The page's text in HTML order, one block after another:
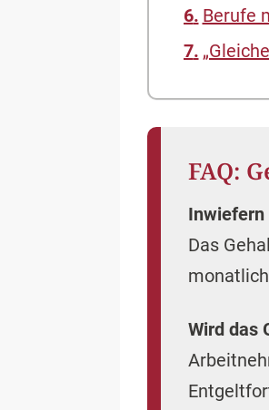
Berufe
FAQ:
Inwiefern
Das
Wird das